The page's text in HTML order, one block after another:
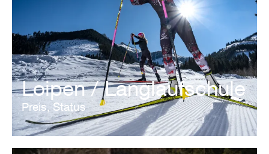
Loipen / Langlaufschule
Preis, Status